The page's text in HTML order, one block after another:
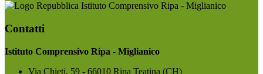
Istituto Comprensivo Ripa - Miglianico
Contatti
Istituto Comprensivo Ripa - Miglianico
Via Chieti, 59 - 66010 Ripa Teatina (CH)